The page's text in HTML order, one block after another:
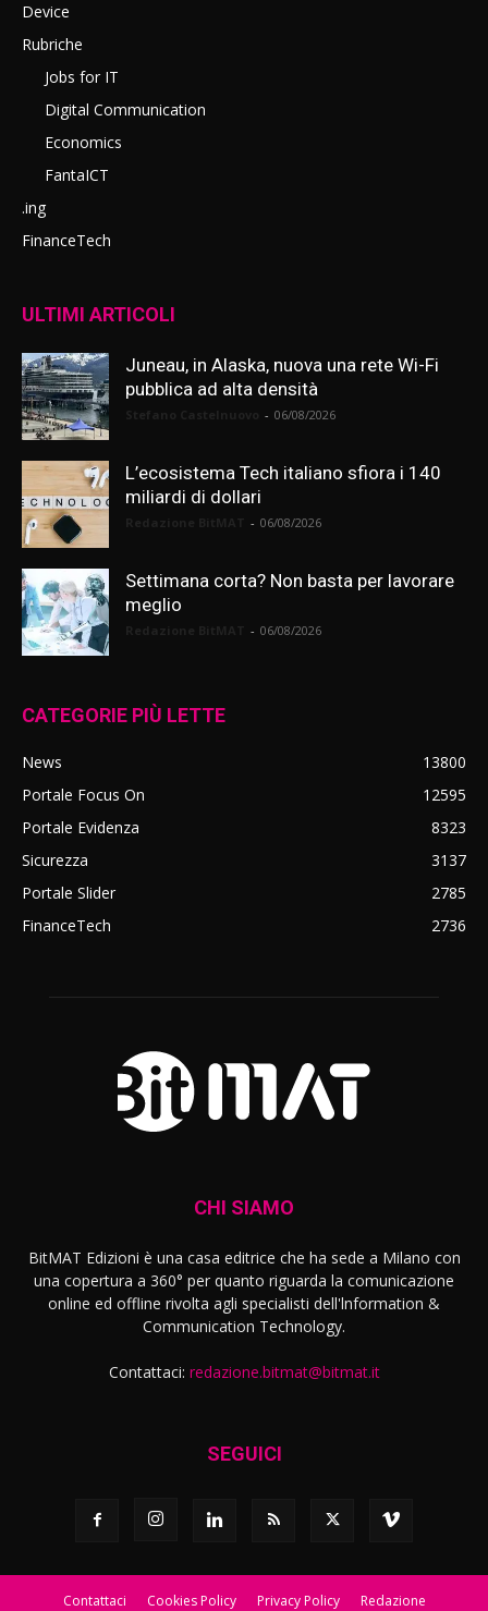
Device
Rubriche
Jobs for IT
Digital Communication
Economics
FantaICT
.ing
FinanceTech
ULTIMI ARTICOLI
Juneau, in Alaska, nuova una rete Wi-Fi
pubblica ad alta densità
- 06/08/2026
L’ecosistema Tech italiano sfiora i 140
miliardi di dollari
- 06/08/2026
Settimana corta? Non basta per lavorare
meglio
- 06/08/2026
CATEGORIE PIÙ LETTE
News
13800
Portale Focus On
12595
Portale Evidenza
8323
Sicurezza
3137
Portale Slider
2785
FinanceTech
2736
CHI SIAMO
BitMAT Edizioni è una casa editrice che ha sede a Milano con
una copertura a 360° per quanto riguarda la comunicazione
online ed offline rivolta agli specialisti dell'lnformation &
Communication Technology.
Contattaci: redazione.bitmat@bitmat.it
SEGUICI
Contattaci Cookies Policy Privacy Policy Redazione